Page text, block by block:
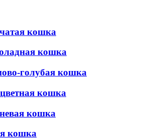
кошка
кошка
голубая кошка
кошка
кошка
кошка